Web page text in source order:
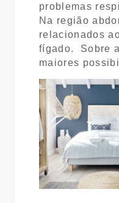
problemas
Na região
relacionados
fígado. Sobre
maiores